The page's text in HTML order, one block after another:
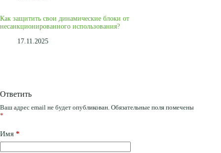
Как защитить свои динамические блоки от
несанкционированного использования?
17.11.2025
Ответить
Ваш адрес email не будет опубликован. Обязательные поля помечены
*
Имя *